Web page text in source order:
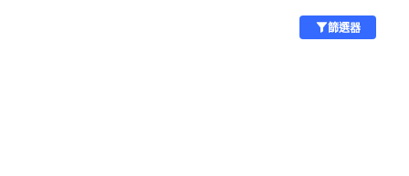
篩選器